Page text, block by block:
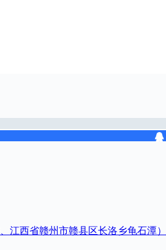
江西省赣州市赣县区长洛乡龟石潭）